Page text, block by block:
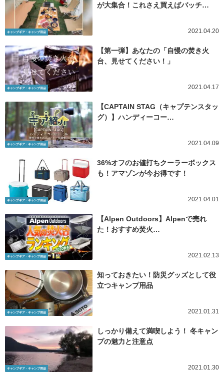
キャンプギア・キャンプ用品
が大集合！これさえ買えばバッチ…
2021.04.20
キャンプギア・キャンプ用品
【第一弾】あなたの「自慢の焚き火
台、見せてください！」
2021.04.17
キャンプギア・キャンプ用品
【CAPTAIN STAG（キャプテンスタッ
グ）】ハンディーコー…
2021.04.09
キャンプギア・キャンプ用品
36%オフのお値打ちクーラーボックス
も！アマゾンが今お得です！
2021.04.01
キャンプギア・キャンプ用品
【Alpen Outdoors】Alpenで売れ
た！おすすめ焚火…
2021.02.13
キャンプギア・キャンプ用品
知っておきたい！防災グッズとして役
立つキャンプ用品
2021.01.31
キャンプギア・キャンプ用品
しっかり備えて満喫しよう！ 冬キャン
プの魅力と注意点
2021.01.30